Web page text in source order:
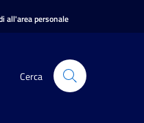
all'area personale
Cerca